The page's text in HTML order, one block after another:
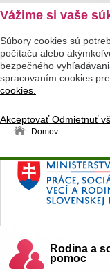
Vážime si vaše
Súbory cookies sú
počítaču alebo
bezpečného
spracovaním cookies
cookies.
AkceptovaťOdmietnuť
Domov
Ministerstvo
Slovenskej
Rodina a
pomoc